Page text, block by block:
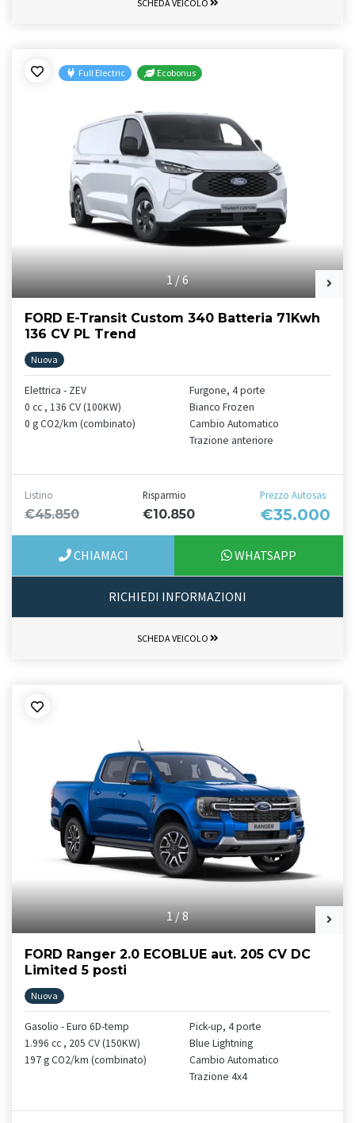
SCHEDA VEICOLO
1/6
Full Electric Ecobonus
FORD E-Transit Custom 340 Batteria 71Kwh
136 CV PL Trend
Nuova
Elettrica - ZEV
0 cc , 136 CV (100KW)
0 g CO2/km (combinato)
Furgone, 4 porte
Bianco Frozen
Cambio Automatico
Trazione anteriore
Listino
€45.850
Risparmio
€10.850
Prezzo Autosas
€35.000
CHIAMACI WHATSAPP
RICHIEDI INFORMAZIONI
SCHEDA VEICOLO
1/8
FORD Ranger 2.0 ECOBLUE aut. 205 CV DC
Limited 5 posti
Nuova
Gasolio - Euro 6D-temp
1.996 cc , 205 CV (150KW)
197 g CO2/km (combinato)
Pick-up, 4 porte
Blue Lightning
Cambio Automatico
Trazione 4x4